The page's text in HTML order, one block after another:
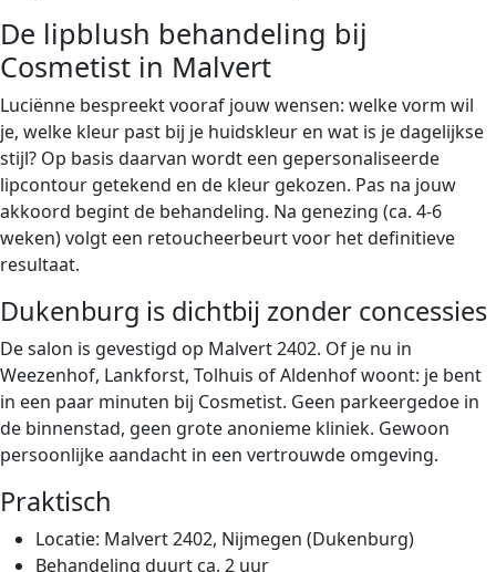
De lipblush behandeling bij
Cosmetist in Malvert
Luciënne bespreekt vooraf jouw wensen: welke vorm wil
je, welke kleur past bij je huidskleur en wat is je dagelijkse
stijl? Op basis daarvan wordt een gepersonaliseerde
lipcontour getekend en de kleur gekozen. Pas na jouw
akkoord begint de behandeling. Na genezing (ca. 4-6
weken) volgt een retoucheerbeurt voor het definitieve
resultaat.
Dukenburg is dichtbij zonder concessies
De salon is gevestigd op Malvert 2402. Of je nu in
Weezenhof, Lankforst, Tolhuis of Aldenhof woont: je bent
in een paar minuten bij Cosmetist. Geen parkeergedoe in
de binnenstad, geen grote anonieme kliniek. Gewoon
persoonlijke aandacht in een vertrouwde omgeving.
Praktisch
Locatie: Malvert 2402, Nijmegen (Dukenburg)
Behandeling duurt ca. 2 uur